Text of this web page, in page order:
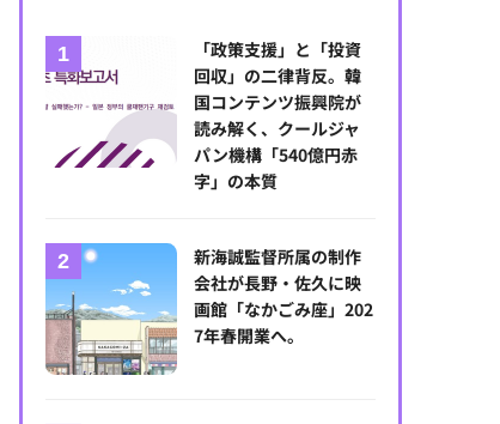
「政策支援」と「投資
回収」の二律背反。韓
国コンテンツ振興院が
読み解く、クールジャ
パン機構「540億円赤
字」の本質
新海誠監督所属の制作
会社が長野・佐久に映
画館「なかごみ座」202
7年春開業へ。